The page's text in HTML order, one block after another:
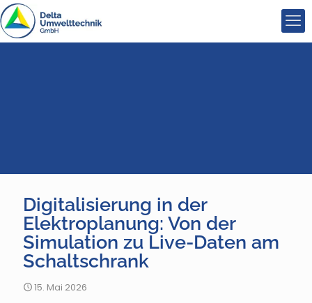
Digitalisierung in der
Elektroplanung: Von der
Simulation zu Live-Daten am
Schaltschrank
15. Mai 2026